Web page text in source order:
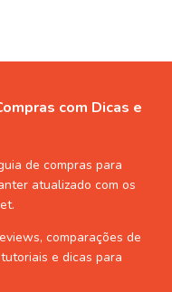
com Dicas e
de compras para
atualizado com os
comparações de
e dicas para